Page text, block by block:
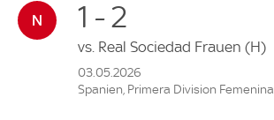
1 - 2
vs. Real Sociedad Frauen (H)
03.05.2026
Spanien, Primera Division Femenina